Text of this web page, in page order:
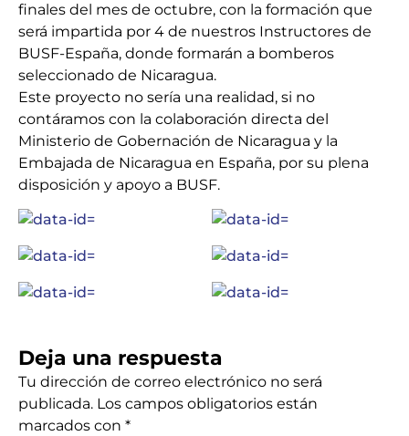
finales del mes de octubre, con la formación que
será impartida por 4 de nuestros Instructores de
BUSF-España, donde formarán a bomberos
seleccionado de Nicaragua.
Este proyecto no sería una realidad, si no
contáramos con la colaboración directa del
Ministerio de Gobernación de Nicaragua y la
Embajada de Nicaragua en España, por su plena
disposición y apoyo a BUSF.
Deja una respuesta
Tu dirección de correo electrónico no será
publicada. Los campos obligatorios están
marcados con *